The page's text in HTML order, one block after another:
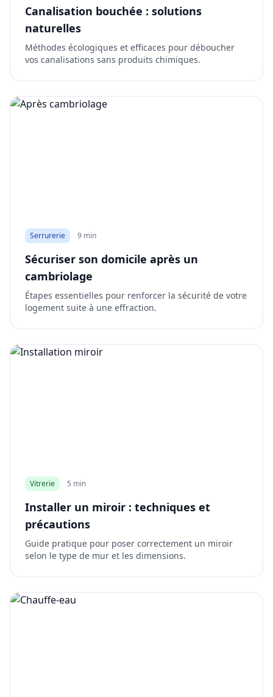
Canalisation bouchée : solutions
naturelles
Méthodes écologiques et efficaces pour déboucher
vos canalisations sans produits chimiques.
Serrurerie 9 min
Sécuriser son domicile après un
cambriolage
Étapes essentielles pour renforcer la sécurité de votre
logement suite à une effraction.
Vitrerie 5 min
Installer un miroir : techniques et
précautions
Guide pratique pour poser correctement un miroir
selon le type de mur et les dimensions.